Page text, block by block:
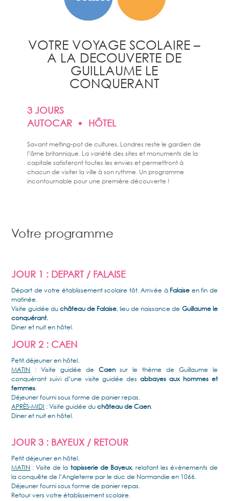
VOTRE VOYAGE SCOLAIRE –
A LA DECOUVERTE DE
GUILLAUME LE
CONQUERANT
3 JOURS
AUTOCAR
HÔTEL
Savant melting-pot de cultures, Londres reste le gardien de
l’âme britannique. La variété des sites et monuments de la
capitale satisferont toutes les envies et permettront à
chacun de visiter la ville à son rythme. Un programme
incontournable pour une première découverte !
Votre programme
JOUR 1 : DEPART / FALAISE
Départ de votre établissement scolaire tôt. Arrivée à Falaise en fin de
matinée.
Visite guidée duchâteau de Falaise, lieu de naissance de Guillaume le
conquérant.
Diner et nuit en hôtel.
JOUR 2 : CAEN
Petit déjeuner en hôtel.
MATIN : Visite guidée de Caensur le thème de Guillaume le
conquérant suivi d’une visite guidée des abbayes aux hommes et
femmes.
Déjeuner fourni sous forme de panier repas.
APRÈS-MIDI : Visite guidée duchâteau de Caen.
Diner et nuit en hôtel.
JOUR 3 : BAYEUX / RETOUR
Petit déjeuner en hôtel.
MATIN : Visite de la tapisserie de Bayeux, relatant les évènements de
la conquête de l’Angleterre par le duc de Normandie en 1066.
Déjeuner fourni sous forme de panier repas.
Retour vers votre établissement scolaire.